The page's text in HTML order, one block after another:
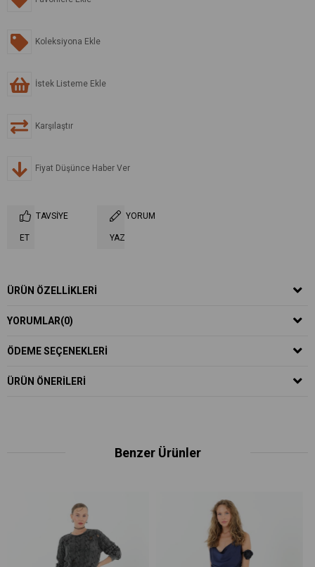
Koleksiyona Ekle
İstek Listeme Ekle
Karşılaştır
Fiyat Düşünce Haber Ver
TAVSIYE
ET
YORUM
YAZ
ÜRÜN ÖZELLIKLERI
YORUMLAR(0)
ÖDEME SEÇENEKLERI
ÜRÜN ÖNERILERI
Benzer Ürünler